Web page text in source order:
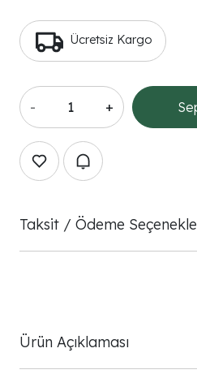
Ücretsiz Kargo
- +
Taksit / Ödeme
Ürün Açıklaması